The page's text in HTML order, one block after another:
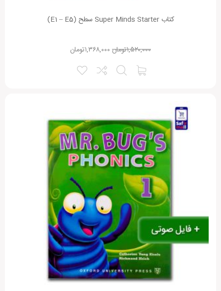
کتاب Super Minds Starter سطح (E1 – E5)
تومان۱,۵۲۰,۰۰۰ تومان۱,۳۶۸,۰۰۰